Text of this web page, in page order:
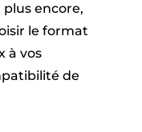
plus encore,
le format
à vos
de